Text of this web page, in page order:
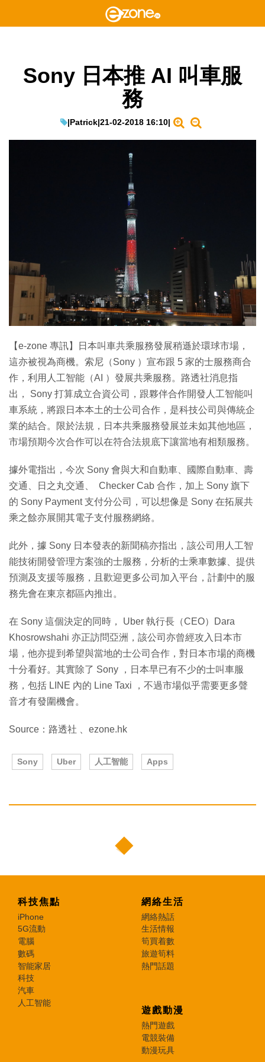
Sony 日本推 AI 叫車服
務
|Patrick|21-02-2018 16:10|
【e-zone 專訊】日本叫車共乘服務發展稍遜於環球市場，
這亦被視為商機。索尼（Sony ）宣布跟 5 家的士服務商合
作，利用人工智能（AI ）發展共乘服務。路透社消息指
出， Sony 打算成立合資公司，跟夥伴合作開發人工智能叫
車系統，將跟日本本土的士公司合作，是科技公司與傳統企
業的結合。限於法規，日本共乘服務發展並未如其他地區，
市場預期今次合作可以在符合法規底下讓當地有相類服務。
據外電指出，今次 Sony 會與大和自動車、國際自動車、壽
交通、日之丸交通、 Checker Cab 合作，加上 Sony 旗下
的 Sony Payment 支付分公司，可以想像是 Sony 在拓展共
乘之餘亦展開其電子支付服務網絡。
此外，據 Sony 日本發表的新聞稿亦指出，該公司用人工智
能技術開發管理方案強的士服務，分析的士乘車數據、提供
預測及支援等服務，且歡迎更多公司加入平台，計劃中的服
務先會在東京都區內推出。
在 Sony 這個決定的同時， Uber 執行長（CEO）Dara
Khosrowshahi 亦正訪問亞洲，該公司亦曾經攻入日本市
場，他亦提到希望與當地的士公司合作，對日本市場的商機
十分看好。其實除了 Sony ，日本早已有不少的士叫車服
務，包括 LINE 內的 Line Taxi ，不過市場似乎需要更多聲
音才有發圍機會。
Source：路透社 、ezone.hk
Sony Uber 人工智能 Apps
科技焦點
iPhone
5G流動
電腦
數碼
智能家居
科技
汽車
人工智能
網絡生活
網絡熱話
生活情報
筍買着數
旅遊筍料
熱門話題
遊戲動漫
熱門遊戲
電競裝備
動漫玩具